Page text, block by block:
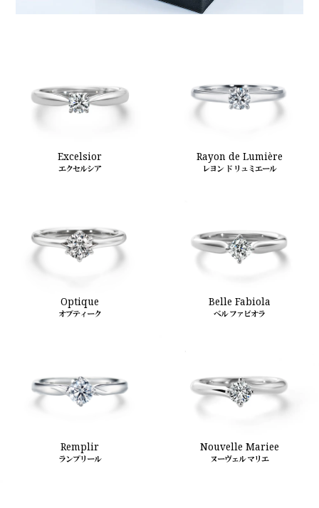
Excelsior
エクセルシア
Rayon de Lumière
レヨン ド リュミエール
Optique
オプティーク
Belle Fabiola
ベル ファビオラ
Remplir
ランプリール
Nouvelle Mariee
ヌーヴェル マリエ